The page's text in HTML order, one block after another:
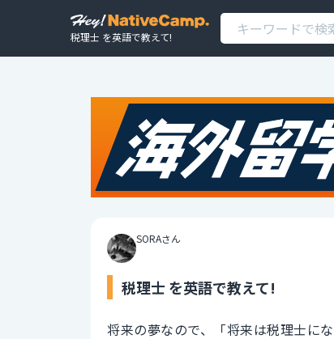
税理士 を英語で教えて!
SORAさん
税理士 を英語で教えて!
将来の夢なので、「将来は税理士に